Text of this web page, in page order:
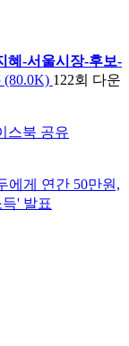
혜-서울시장-후보-
(80.0K) 122회 다운
에게 연간 50만원,
' 발표